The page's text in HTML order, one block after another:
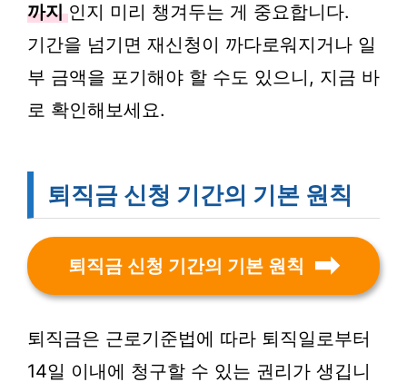
까지 인지 미리 챙겨두는 게 중요합니다.
기간을 넘기면 재신청이 까다로워지거나 일
부 금액을 포기해야 할 수도 있으니, 지금 바
로 확인해보세요.
퇴직금 신청 기간의 기본 원칙
퇴직금 신청 기간의 기본 원칙
퇴직금은 근로기준법에 따라 퇴직일로부터
14일 이내에 청구할 수 있는 권리가 생깁니